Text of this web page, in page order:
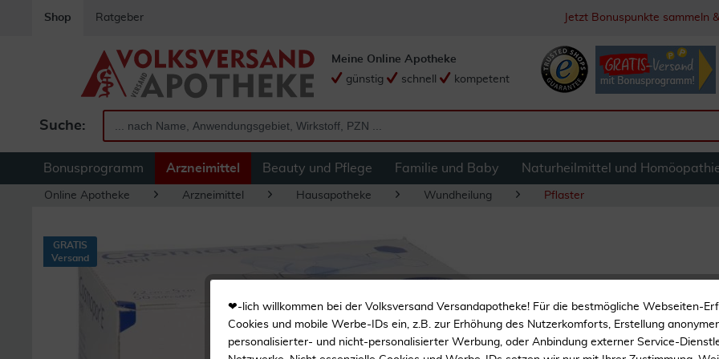
Shop Ratgeber Jetzt Bonuspunkte sammeln
Suche:
Meine Online Apotheke
günstig
schnell kompetent
Bonusprogramm Arzneimittel Beauty und Pflege Familie und Baby Naturheilmittel und
Online Apotheke Arzneimittel Hausapotheke Wundheilung Pflaster
Cosmopor E
Bei Wunden
GRATIS
Versand
❤-lich willkommen bei der Volksversand Versandapotheke! Für die bestmögliche Webseiten-
Cookies und mobile Werbe-IDs ein, z.B. zur Erhöhung des Nutzerkomforts, Erstellung
personalisierter- und nicht-personalisierter Werbung, oder Anbindung externer Service-